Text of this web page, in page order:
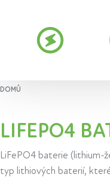
DOMŮ
LIFEPO4
LiFePO4 baterie (lithium-
typ lithiových baterií,